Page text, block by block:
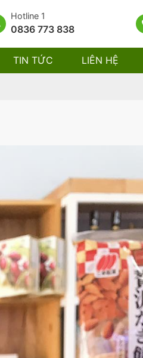
Hotline 1
0836 773 838
TIN TỨC LIÊN HỆ